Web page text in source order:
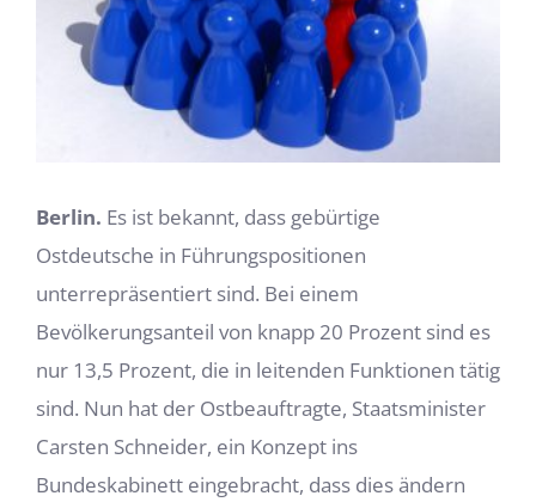
Berlin. Es ist bekannt, dass gebürtige
Ostdeutsche in Führungspositionen
unterrepräsentiert sind. Bei einem
Bevölkerungsanteil von knapp 20 Prozent sind es
nur 13,5 Prozent, die in leitenden Funktionen tätig
sind. Nun hat der Ostbeauftragte, Staatsminister
Carsten Schneider, ein Konzept ins
Bundeskabinett eingebracht, dass dies ändern